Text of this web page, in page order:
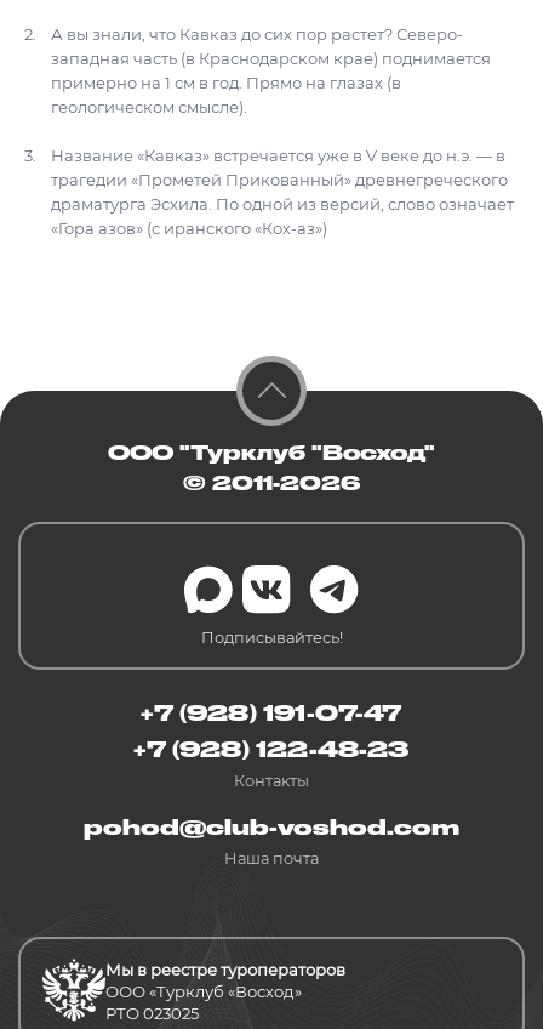
А вы знали, что Кавказ до сих пор растет? Северо-
западная часть (в Краснодарском крае) поднимается
примерно на 1 см в год. Прямо на глазах (в
геологическом смысле).
Название «Кавказ» встречается уже в V веке до н.э. — в
трагедии «Прометей Прикованный» древнегреческого
драматурга Эсхила. По одной из версий, слово означает
«Гора азов» (с иранского «Кох-аз»)
ООО "Турклуб "Восход"
© 2011-2026
Подписывайтесь!
+7 (928) 191-07-47
+7 (928) 122-48-23
Контакты
pohod@club-voshod.com
Наша почта
Мы в реестре туроператоров
ООО «Турклуб «Восход»
РТО 023025